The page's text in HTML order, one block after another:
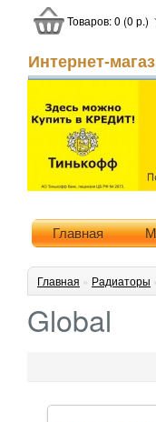
Интернет-
Товаров: 0 (0 р.)
Главная
Главная » Радиаторы
Global